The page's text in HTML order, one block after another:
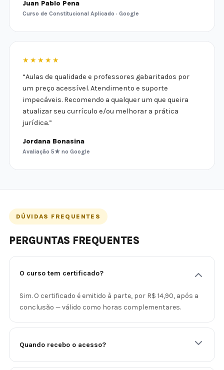
Juan Pablo Pena
Curso de Constitucional Aplicado · Google
★★★★★
“Aulas de qualidade e professores gabaritados por
um preço acessível. Atendimento e suporte
impecáveis. Recomendo a qualquer um que queira
atualizar seu currículo e/ou melhorar a prática
jurídica.”
Jordana Bonasina
Avaliação 5★ no Google
DÚVIDAS FREQUENTES
PERGUNTAS FREQUENTES
O curso tem certificado?
Sim. O certificado é emitido à parte, por R$ 14,90, após a
conclusão — válido como horas complementares.
Quando recebo o acesso?